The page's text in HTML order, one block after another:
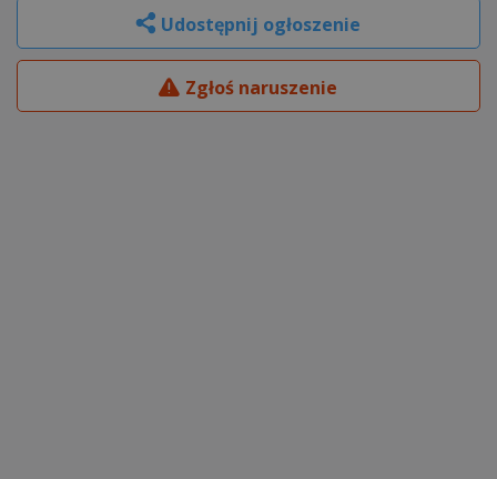
Udostępnij ogłoszenie
Zgłoś naruszenie